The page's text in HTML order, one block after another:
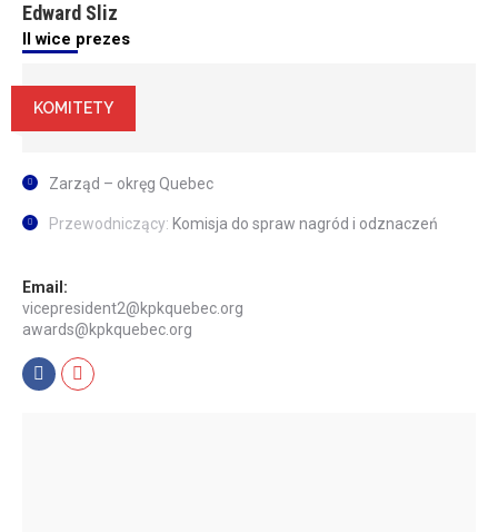
Edward Sliz
II wice prezes
KOMITETY
Zarząd – okręg Quebec
Przewodniczący: Komisja do spraw nagród i odznaczeń
Email:
vicepresident2@kpkquebec.org
awards@kpkquebec.org
Facebook
Mail